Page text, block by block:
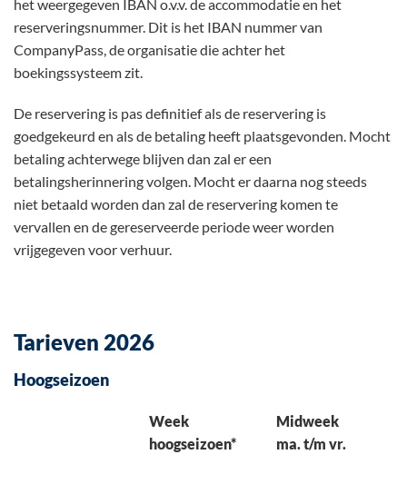
het weergegeven IBAN o.v.v. de accommodatie en het
reserveringsnummer. Dit is het IBAN nummer van
CompanyPass, de organisatie die achter het
boekingssysteem zit.
De reservering is pas definitief als de reservering is
goedgekeurd en als de betaling heeft plaatsgevonden. Mocht
betaling achterwege blijven dan zal er een
betalingsherinnering volgen. Mocht er daarna nog steeds
niet betaald worden dan zal de reservering komen te
vervallen en de gereserveerde periode weer worden
vrijgegeven voor verhuur.
Tarieven 2026
Hoogseizoen
Week
hoogseizoen*
Midweek
ma. t/m vr.